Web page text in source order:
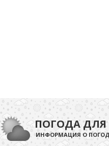
ПОГОДА ДЛЯ
ИНФОРМАЦИЯ О